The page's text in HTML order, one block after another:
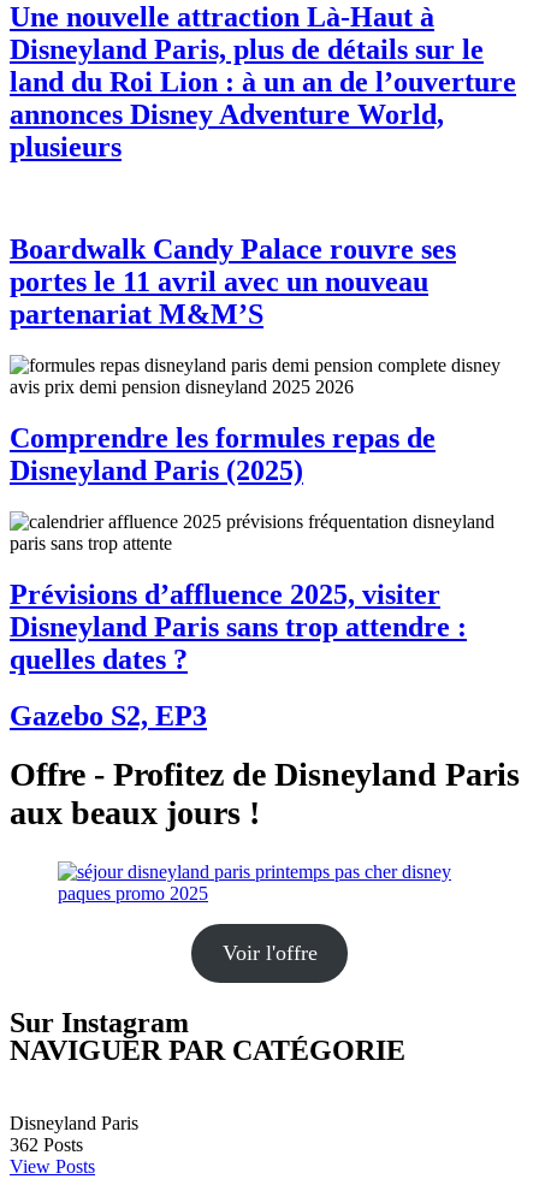
Une nouvelle attraction Là-Haut à
Disneyland Paris, plus de détails sur le
land du Roi Lion : à un an de l’ouverture
annonces Disney Adventure World,
plusieurs
Boardwalk Candy Palace rouvre ses
portes le 11 avril avec un nouveau
partenariat M&M’S
Comprendre les formules repas de
Disneyland Paris (2025)
Prévisions d’affluence 2025, visiter
Disneyland Paris sans trop attendre :
quelles dates ?
Gazebo S2, EP3
Offre - Profitez de Disneyland Paris
aux beaux jours !
Voir l'offre
Sur Instagram
NAVIGUER PAR CATÉGORIE
Disneyland Paris
362 Posts
View Posts